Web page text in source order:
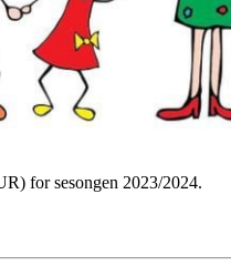
for sesongen 2023/2024.